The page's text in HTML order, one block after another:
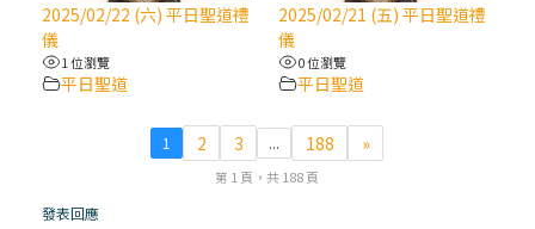
(5)黃敏正主教帶你做【將臨期避靜】—「福
傳」：講耶穌的故事
(4)黃敏正主教帶你做【將臨期避靜】—匝凱
「想看」耶穌，耶穌「走近」匝凱
2025/02/22 (六) 平日聖道禮
儀
1 位瀏覽
平日聖道
2025/02/21 (五) 平日聖道禮
儀
0 位瀏覽
平日聖道
1 2 3 ... 188 »
第 1 頁，共 188 頁
發表回應